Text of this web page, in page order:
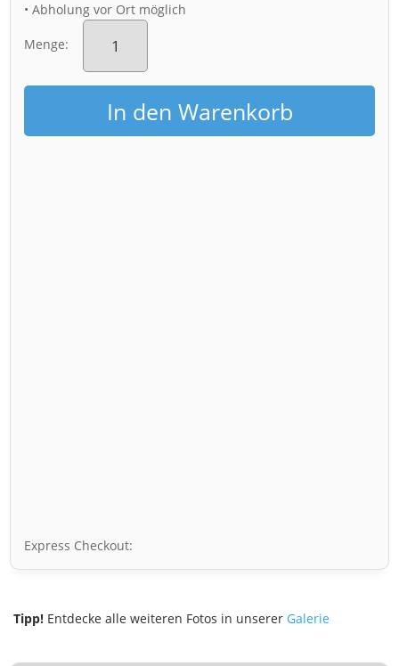
• Abholung vor Ort möglich
Menge:
Leinwand
(00243)
im
WInter
MengeIn den Warenkorb
Express Checkout:
Tipp! Entdecke alle weiteren Fotos in unserer Galerie